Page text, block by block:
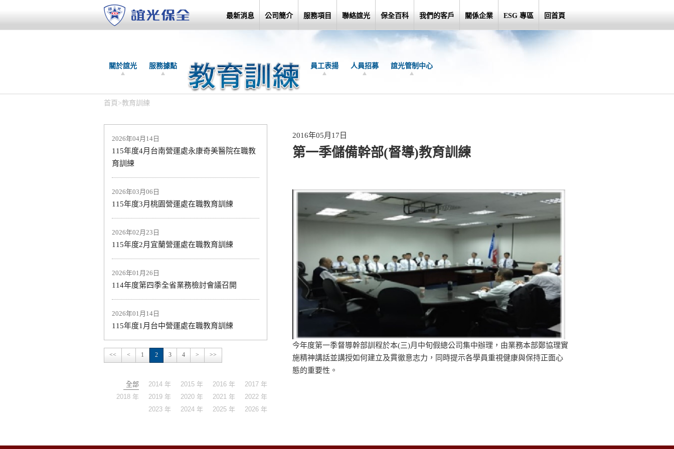
最新消息 公司簡介 服務項目 聯絡誼光 保全百科 我們的客戶 關係企業 ESG 專區 回首頁
關於誼光 服務據點 員工表揚 人員招募 誼光管制中心
首頁 >教育訓練
2026年04月14日
115年度4月台南營運處永康奇美醫院在職教
育訓練
2026年03月06日
115年度3月桃園營運處在職教育訓練
2026年02月23日
115年度2月宜蘭營運處在職教育訓練
2026年01月26日
114年度第四季全省業務檢討會議召開
2026年01月14日
115年度1月台中營運處在職教育訓練
<< < 1 2 3 4 > >>
全部 2014 年 2015 年 2016 年
2017 年
2018 年
2019 年 2020 年 2021 年
2022 年
2023 年
2024 年 2025 年 2026 年
2016年05月17日
第一季儲備幹部(督導)教育訓練
今年度第一季督導幹部訓程於本(三)月中旬假總公司集中辦理，由業務本部鄭協理實
施精神講話並講授如何建立及貫徹意志力，同時提示各學員重視健康與保持正面心
態的重要性。